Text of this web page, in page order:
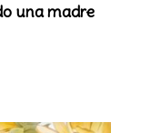
una madre